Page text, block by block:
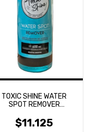
TOXIC SHINE WATER
SPOT REMOVER
DE AGUA
$11.125